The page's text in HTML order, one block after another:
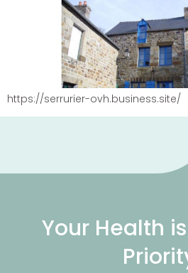
https://serrurier-ovh.business.site/
Your Health